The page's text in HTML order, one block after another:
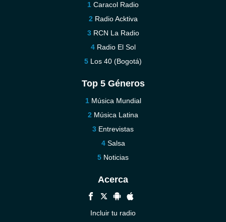
Caracol Radio
Radio Acktiva
RCN La Radio
Radio El Sol
Los 40 (Bogotá)
Top 5 Géneros
Música Mundial
Música Latina
Entrevistas
Salsa
Noticias
Acerca
Incluir tu radio